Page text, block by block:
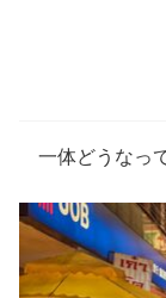
一体どうなっ